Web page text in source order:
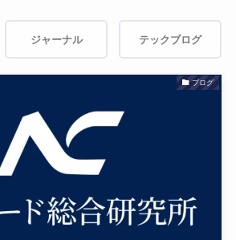
ジャーナル テックブログ
ブログ